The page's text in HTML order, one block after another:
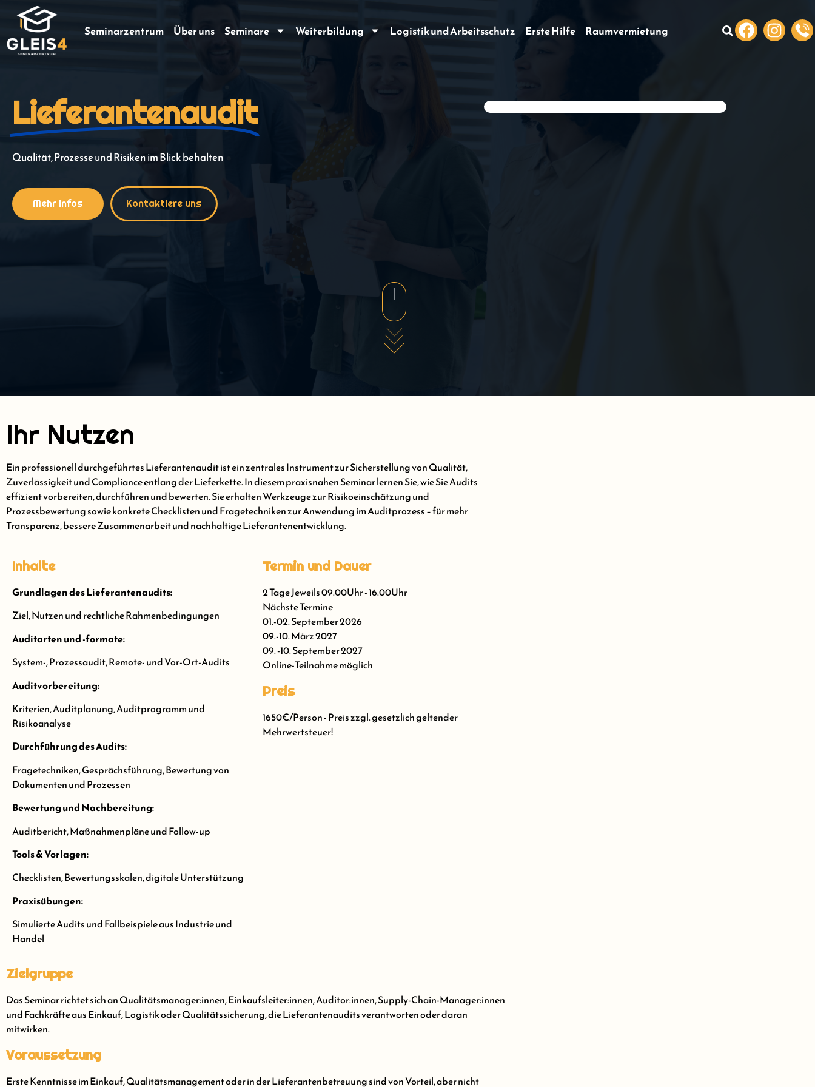
Seminarzentrum Über uns Seminare Weiterbildung Logistik und Arbeitsschutz Erste Hilfe Raumvermietung
Lieferantenaudit
Qualität, Prozesse und Risiken im Blick behalten
Mehr Infos Kontaktiere uns
Ihr Nutzen
Ein professionell durchgeführtes Lieferantenaudit ist ein zentrales Instrument zur Sicherstellung von Qualität,
Zuverlässigkeit und Compliance entlang der Lieferkette. In diesem praxisnahen Seminar lernen Sie, wie Sie Audits
effizient vorbereiten, durchführen und bewerten. Sie erhalten Werkzeuge zur Risikoeinschätzung und
Prozessbewertung sowie konkrete Checklisten und Fragetechniken zur Anwendung im Auditprozess – für mehr
Transparenz, bessere Zusammenarbeit und nachhaltige Lieferantenentwicklung.
Inhalte
Grundlagen des Lieferantenaudits:
Ziel, Nutzen und rechtliche Rahmenbedingungen
Auditarten und -formate:
System-, Prozessaudit, Remote- und Vor-Ort-Audits
Auditvorbereitung:
Kriterien, Auditplanung, Auditprogramm und
Risikoanalyse
Durchführung des Audits:
Fragetechniken, Gesprächsführung, Bewertung von
Dokumenten und Prozessen
Bewertung und Nachbereitung:
Auditbericht, Maßnahmenpläne und Follow-up
Tools & Vorlagen:
Checklisten, Bewertungsskalen, digitale Unterstützung
Praxisübungen:
Simulierte Audits und Fallbeispiele aus Industrie und
Handel
Termin und Dauer
2 Tage Jeweils 09.00Uhr - 16.00Uhr
Nächste Termine
01.-02. September 2026
09.-10. März 2027
09. -10. September 2027
Online-Teilnahme möglich
Preis
1650€/Person - Preis zzgl. gesetzlich geltender
Mehrwertsteuer!
Zielgruppe
Das Seminar richtet sich an Qualitätsmanager:innen, Einkaufsleiter:innen, Auditor:innen, Supply-Chain-Manager:innen
und Fachkräfte aus Einkauf, Logistik oder Qualitätssicherung, die Lieferantenaudits verantworten oder daran
mitwirken.
Voraussetzung
Erste Kenntnisse im Einkauf, Qualitätsmanagement oder in der Lieferantenbetreuung sind von Vorteil, aber nicht